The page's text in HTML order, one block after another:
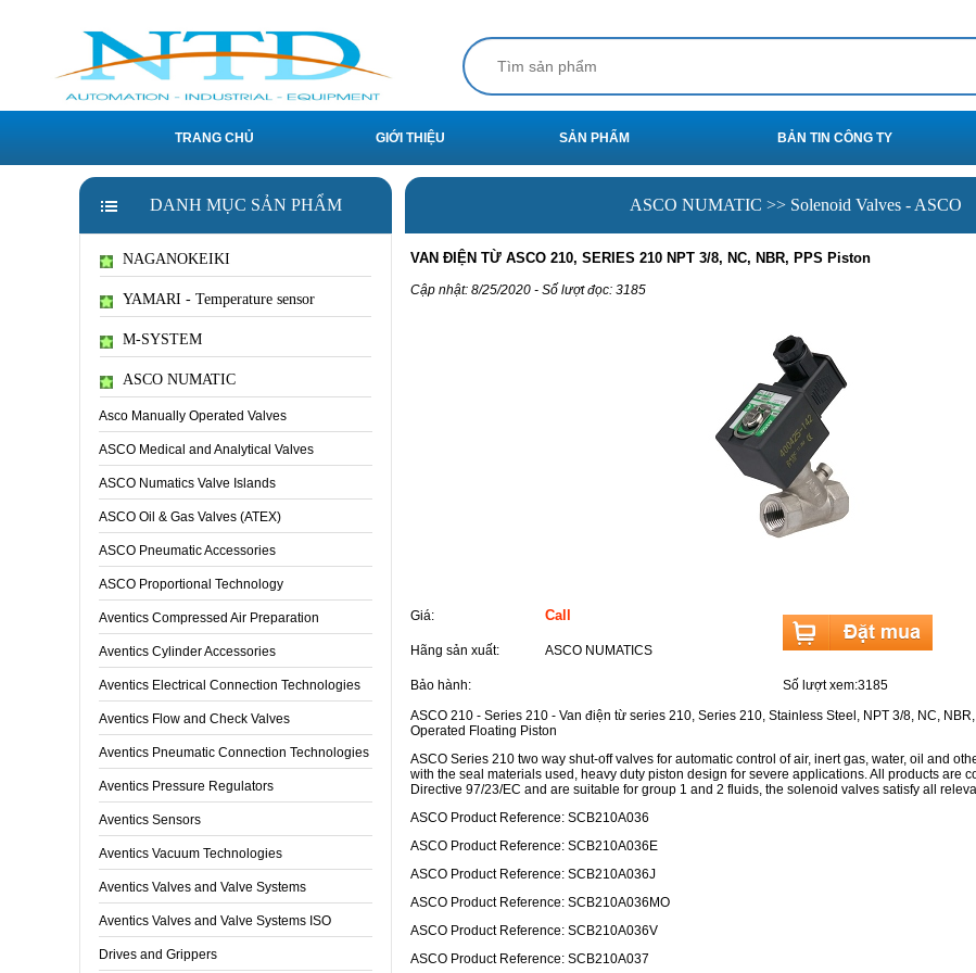
TRANG CHỦ GIỚI THIỆU SẢN PHẨM BẢN TIN CÔNG TY
DANH MỤC SẢN PHẨM
NAGANOKEIKI
YAMARI - Temperature sensor
M-SYSTEM
ASCO NUMATIC
Asco Manually Operated Valves
ASCO Medical and Analytical Valves
ASCO Numatics Valve Islands
ASCO Oil & Gas Valves (ATEX)
ASCO Pneumatic Accessories
ASCO Proportional Technology
Aventics Compressed Air Preparation
Aventics Cylinder Accessories
Aventics Electrical Connection Technologies
Aventics Flow and Check Valves
Aventics Pneumatic Connection Technologies
Aventics Pressure Regulators
Aventics Sensors
Aventics Vacuum Technologies
Aventics Valves and Valve Systems
Aventics Valves and Valve Systems ISO
Drives and Grippers
ASCO NUMATIC >> Solenoid Valves - ASCO
VAN ĐIỆN TỪ ASCO 210, SERIES 210 NPT 3/8, NC, NBR, PPS Piston
Cập nhật: 8/25/2020 - Số lượt đọc: 3185
Giá: Call
Hãng sản xuất: ASCO NUMATICS
Bảo hành:
Số lượt xem:3185
ASCO 210 - Series 210 - Van điện từ series 210, Series 210, Stainless Steel, NPT 3/8, NC,
Operated Floating Piston
ASCO Series 210 two way shut-off valves for automatic control of air, inert gas, water, oil and
with the seal materials used, heavy duty piston design for severe applications. All products are
Directive 97/23/EC and are suitable for group 1 and 2 fluids, the solenoid valves satisfy all
ASCO Product Reference: SCB210A036
ASCO Product Reference: SCB210A036E
ASCO Product Reference: SCB210A036J
ASCO Product Reference: SCB210A036MO
ASCO Product Reference: SCB210A036V
ASCO Product Reference: SCB210A037